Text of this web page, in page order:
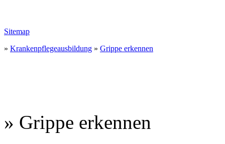
Sitemap
» Krankenpflegeausbildung » Grippe erkennen
» Grippe erkennen